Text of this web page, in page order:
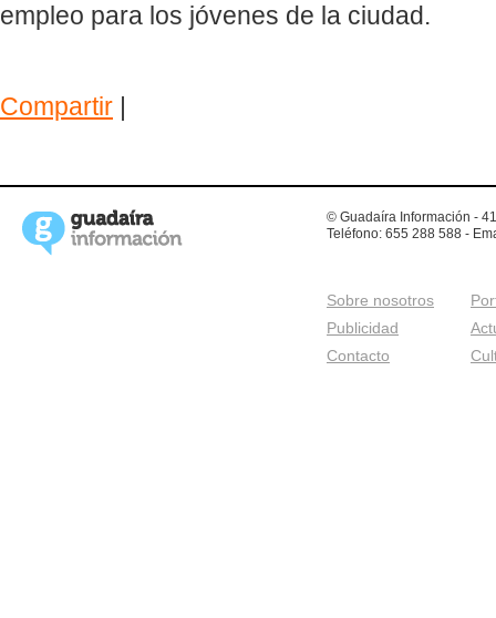
empleo para los jóvenes de la ciudad.
Compartir |
© Guadaíra Información -
Teléfono: 655 288 588 -
Sobre nosotros
Publicidad
Contacto